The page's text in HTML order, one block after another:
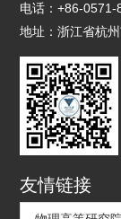
电话：+86-0571-
地址：浙江省杭
友情链接